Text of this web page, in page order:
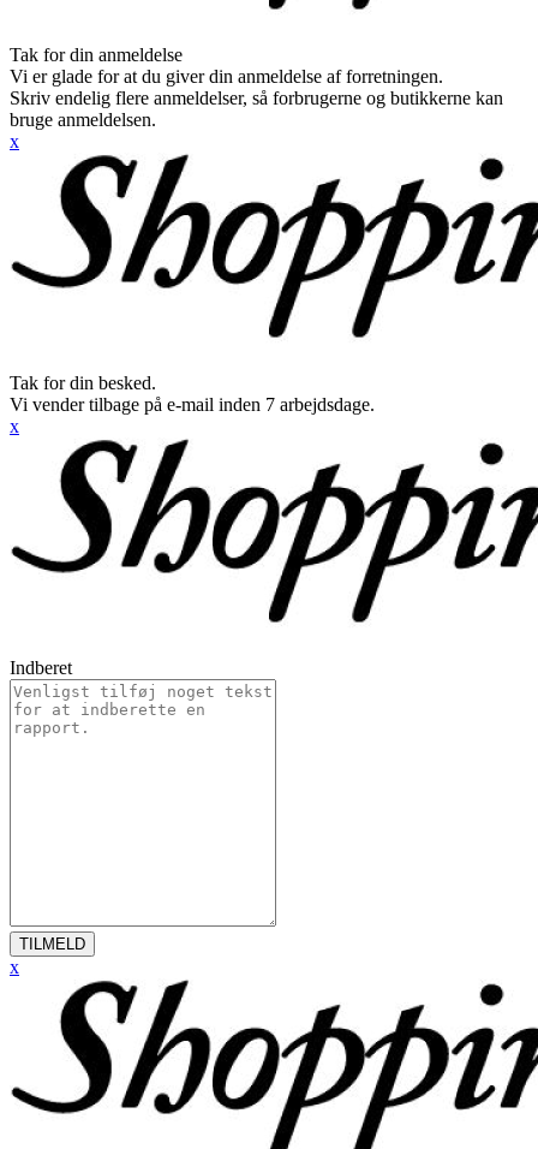
Tak for din anmeldelse
Vi er glade for at du giver din anmeldelse af forretningen.
Skriv endelig flere anmeldelser, så forbrugerne og butikkerne kan
bruge anmeldelsen.
x
Tak for din besked.
Vi vender tilbage på e-mail inden 7 arbejdsdage.
x
Indberet
TILMELD
x